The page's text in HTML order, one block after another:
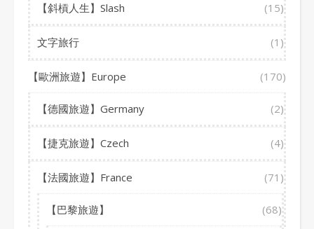
【斜槓人生】Slash (15)
文字旅行 (1)
【歐洲旅遊】Europe (170)
【德國旅遊】Germany (2)
【捷克旅遊】Czech (4)
【法國旅遊】France (71)
【巴黎旅遊】 (68)